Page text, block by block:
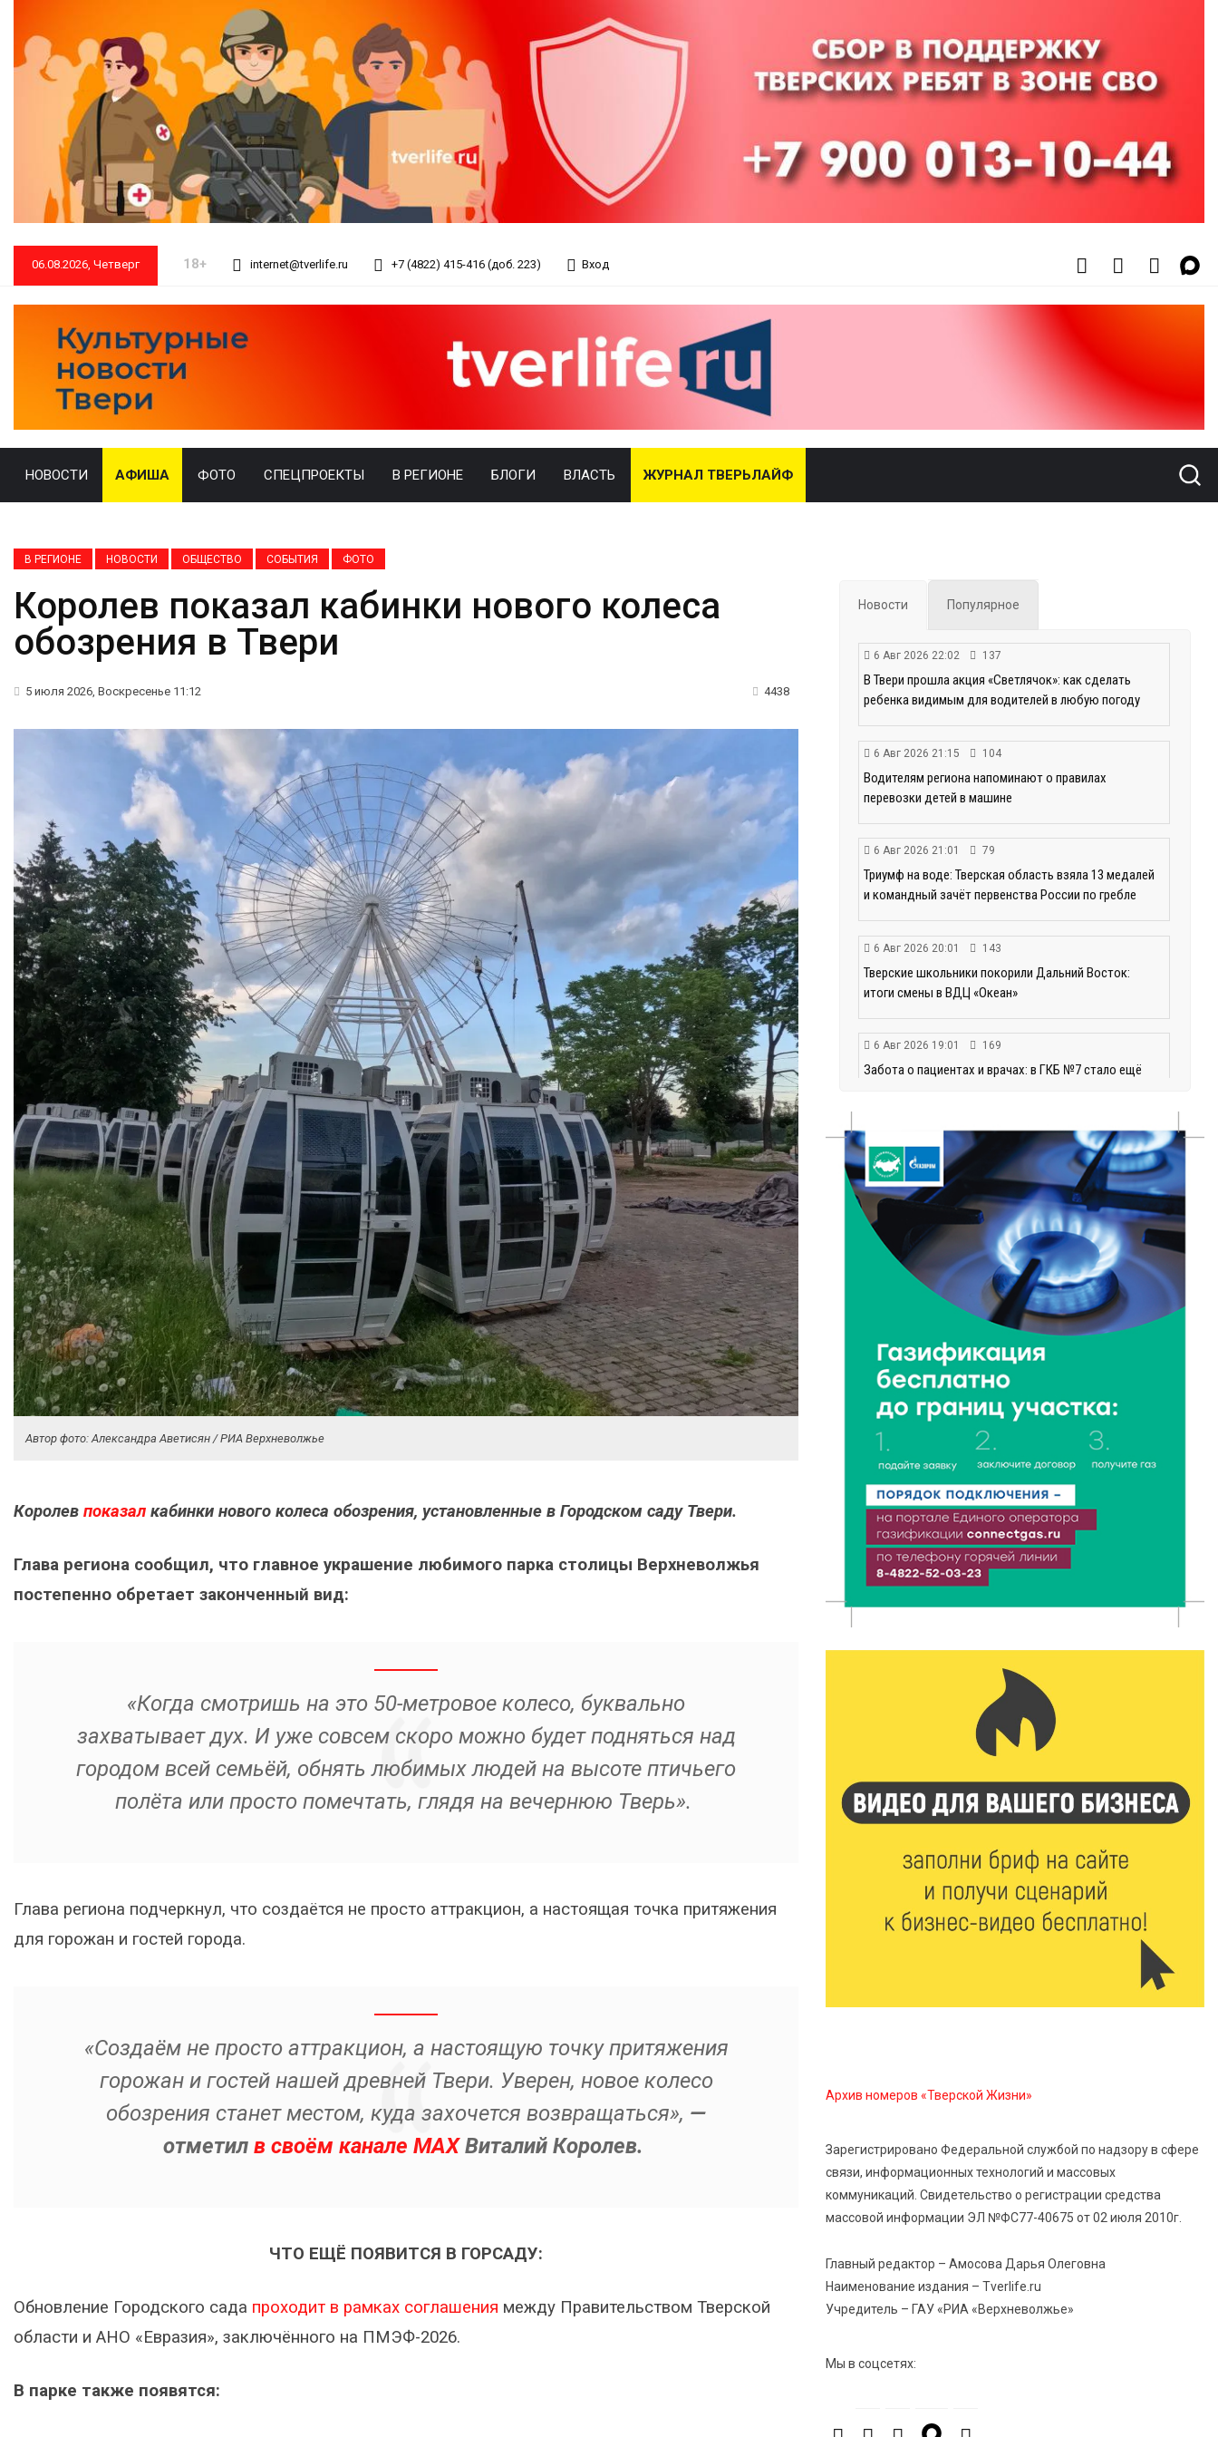
06.08.2026, Четверг 18+ internet@tverlife.ru +7 (4822) 415-416 (доб. 223) Вход
НОВОСТИ АФИША ФОТО СПЕЦПРОЕКТЫ В РЕГИОНЕ БЛОГИ ВЛАСТЬ ЖУРНАЛ ТВЕРЬЛАЙФ
В РЕГИОНЕ НОВОСТИ ОБЩЕСТВО СОБЫТИЯ ФОТО
Королев показал кабинки нового колеса
обозрения в Твери
5 июля 2026, Воскресенье 11:12 4438
Автор фото: Александра Аветисян / РИА Верхневолжье
Королев показал кабинки нового колеса обозрения, установленные в Городском саду Твери.
Глава региона сообщил, что главное украшение любимого парка столицы Верхневолжья
постепенно обретает законченный вид:
«Когда смотришь на это 50-метровое колесо, буквально
захватывает дух. И уже совсем скоро можно будет подняться над
городом всей семьёй, обнять любимых людей на высоте птичьего
полёта или просто помечтать, глядя на вечернюю Тверь».
Глава региона подчеркнул, что создаётся не просто аттракцион, а настоящая точка притяжения
для горожан и гостей города.
«Создаём не просто аттракцион, а настоящую точку притяжения
горожан и гостей нашей древней Твери. Уверен, новое колесо
обозрения станет местом, куда захочется возвращаться», —
отметил в своём канале МАХВиталий Королев.
ЧТО ЕЩЁ ПОЯВИТСЯ В ГОРСАДУ:
Обновление Городского сада проходит в рамках соглашения между Правительством Тверской
области и АНО «Евразия», заключённого на ПМЭФ-2026.
В парке также появятся:
Новости Популярное
6 Авг 2026 22:02 137
В Твери прошла акция «Светлячок»: как сделать
ребенка видимым для водителей в любую погоду
6 Авг 2026 21:15 104
Водителям региона напоминают о правилах
перевозки детей в машине
6 Авг 2026 21:01 79
Триумф на воде: Тверская область взяла 13 медалей
и командный зачёт первенства России по гребле
6 Авг 2026 20:01 143
Тверские школьники покорили Дальний Восток:
итоги смены в ВДЦ «Океан»
6 Авг 2026 19:01 169
Забота о пациентах и врачах: в ГКБ №7 стало ещё
159
Большие деньги для большой модернизации
тверских заводов
6 Авг 2026 18:01 124
«Дух больших побед»: глава спорткомитета оценил
состояние СШОР по гребле в Твери
День рождения Светофора: в детском саду № 6
прошел необычный урок безопасности
6 Авг 2026 16:41 234
В Твери пройдёт дополнительный день приёма в
6 Авг 2026 16:37 143
Исследование: ежемесячная смена категорий
кешбэка создает волны спроса
Тверские «Романтики» покорили Витебск своей
299
Виталий Королев наградил строителей и
6 Авг 2026 16:02 113
Объем выдачи ипотеки в России вырос на 38%
6 Авг 2026 16:01 152
Калининские футболисты представят Тверскую
От Твери до Москвы: выставка художника
Владимира Васильева о героях СВО проходит в РГБ
6 Авг 2026 14:55 154
добавок, повышающие продуктивность
6 Авг 2026 13:38
Архив номеров «Тверской Жизни»
Зарегистрировано Федеральной службой по надзору в сфере
связи, информационных технологий и массовых
коммуникаций. Свидетельство о регистрации средства
массовой информации ЭЛ №ФС77-40675 от 02 июля 2010г.
Главный редактор – Амосова Дарья Олеговна
Наименование издания – Tverlife.ru
Учредитель – ГАУ «РИА «Верхневолжье»
Мы в соцсетях: